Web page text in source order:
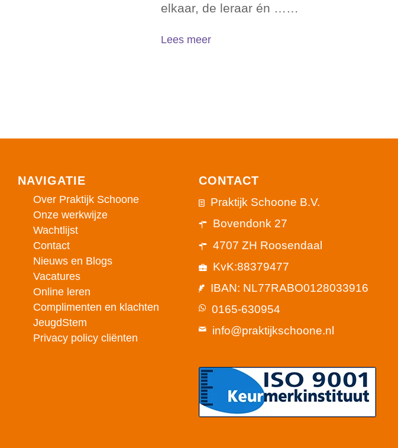
elkaar, de leraar én ……
Lees meer
NAVIGATIE
Over Praktijk Schoone
Onze werkwijze
Wachtlijst
Contact
Nieuws en Blogs
Vacatures
Online leren
Complimenten en klachten
JeugdStem
Privacy policy cliënten
CONTACT
Praktijk Schoone B.V.
Bovendonk 27
4707 ZH Roosendaal
KvK:88379477
IBAN: NL77RABO0128033916
0165-630954
info@praktijkschoone.nl